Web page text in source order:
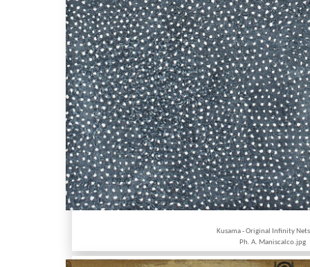
Kusama - Original Infinity
Ph. A. Maniscalco.jpg